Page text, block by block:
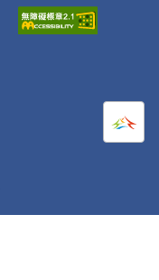
打開